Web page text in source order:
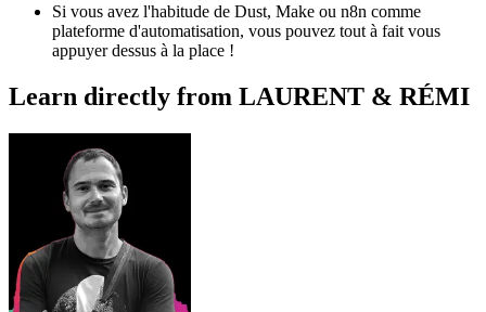
Si vous avez l'habitude de Dust, Make ou n8n comme
plateforme d'automatisation, vous pouvez tout à fait vous
appuyer dessus à la place !
Learn directly from LAURENT & RÉMI